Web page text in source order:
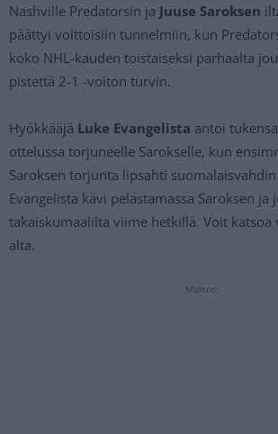
Nashville Predatorsin ja Juuse Saroksen
päättyi voittoisiin tunnelmiin, kun
koko NHL-kauden toistaiseksi parhaalta
pistettä 2-1 -voiton turvin.
Hyökkääjä Luke Evangelista antoi
ottelussa torjuneelle Sarokselle, kun
Saroksen torjunta lipsahti suomalaisvahdin
Evangelista kävi pelastamassa Saroksen ja
takaiskumaalilta viime hetkillä. Voit katsoa
alta.
Mainos: